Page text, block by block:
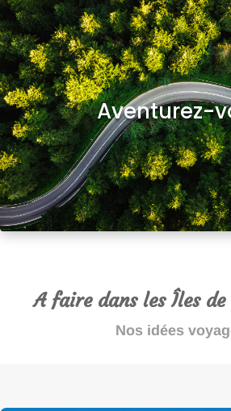
Aventurez-
A faire dans les Îles de
Nos idées